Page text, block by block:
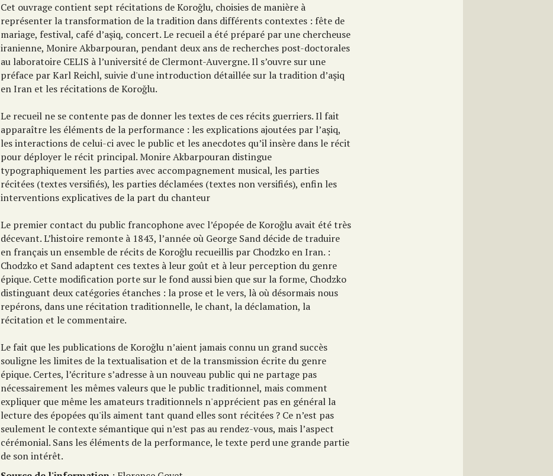
Cet ouvrage contient sept récitations de Koroğlu, choisies de manière à
représenter la transformation de la tradition dans différents contextes : fête de
mariage, festival, café d’aşiq, concert. Le recueil a été préparé par une chercheuse
iranienne, Monire Akbarpouran, pendant deux ans de recherches post-doctorales
au laboratoire CELIS à l’université de Clermont-Auvergne. Il s’ouvre sur une
préface par Karl Reichl, suivie d'une introduction détaillée sur la tradition d’aşiq
en Iran et les récitations de Koroğlu.
Le recueil ne se contente pas de donner les textes de ces récits guerriers. Il fait
apparaître les éléments de la performance : les explications ajoutées par l’aşiq,
les interactions de celui-ci avec le public et les anecdotes qu’il insère dans le récit
pour déployer le récit principal. Monire Akbarpouran distingue
typographiquement les parties avec accompagnement musical, les parties
récitées (textes versifiés), les parties déclamées (textes non versifiés), enfin les
interventions explicatives de la part du chanteur
Le premier contact du public francophone avec l’épopée de Koroğlu avait été très
décevant. L’histoire remonte à 1843, l’année où George Sand décide de traduire
en français un ensemble de récits de Koroğlu recueillis par Chodzko en Iran. :
Chodzko et Sand adaptent ces textes à leur goût et à leur perception du genre
épique. Cette modification porte sur le fond aussi bien que sur la forme, Chodzko
distinguant deux catégories étanches : la prose et le vers, là où désormais nous
repérons, dans une récitation traditionnelle, le chant, la déclamation, la
récitation et le commentaire.
Le fait que les publications de Koroğlu n’aient jamais connu un grand succès
souligne les limites de la textualisation et de la transmission écrite du genre
épique. Certes, l’écriture s’adresse à un nouveau public qui ne partage pas
nécessairement les mêmes valeurs que le public traditionnel, mais comment
expliquer que même les amateurs traditionnels n'apprécient pas en général la
lecture des épopées qu'ils aiment tant quand elles sont récitées ? Ce n’est pas
seulement le contexte sémantique qui n’est pas au rendez-vous, mais l’aspect
cérémonial. Sans les éléments de la performance, le texte perd une grande partie
de son intérêt.